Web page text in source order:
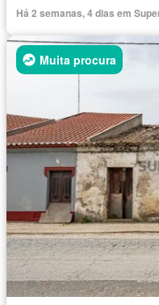
Há 2 semanas, 4 dias em
Muita procura